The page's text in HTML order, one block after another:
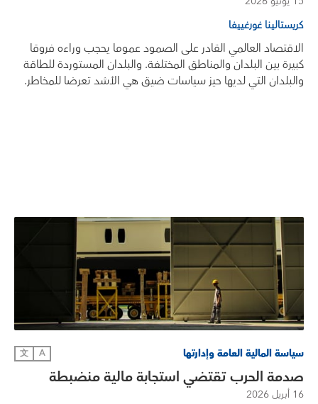
كريستالينا غورغييفا
الاقتصاد العالمي القادر على الصمود عموما يحجب وراءه فروقا
كبيرة بين البلدان والمناطق المختلفة. والبلدان المستوردة للطاقة
والبلدان التي لديها حيز سياسات ضيق هي الأشد تعرضا للمخاطر.
سياسة المالية العامة وإدارتها A
文
صدمة الحرب تقتضي استجابة مالية منضبطة
16 أبريل 2026